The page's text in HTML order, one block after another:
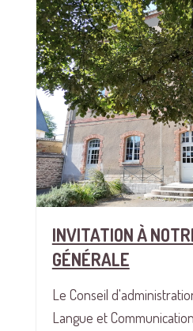
INVITATION À
GÉNÉRALE
Le Conseil
Langue et